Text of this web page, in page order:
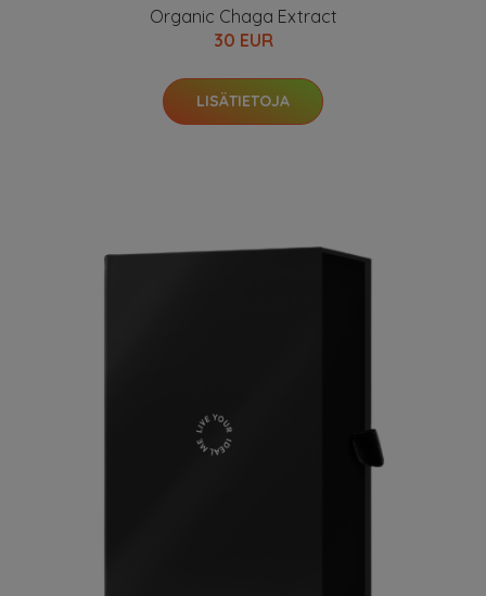
Organic Chaga Extract
30 EUR
LISÄTIETOJA